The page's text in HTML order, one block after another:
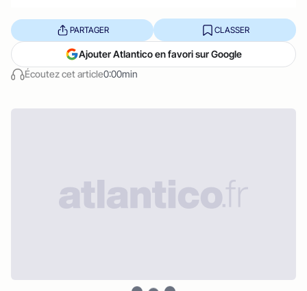
Écoutez cet article0:00min
PARTAGER CLASSER
Ajouter Atlantico en favori sur Google